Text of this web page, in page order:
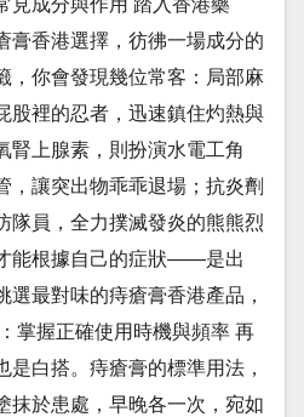
見成分與作用 踏入香港藥
膏香港選擇，彷彿一場成分的
，你會發現幾位常客：局部麻
股裡的忍者，迅速鎮住灼熱與
腎上腺素，則扮演水電工角
，讓突出物乖乖退場；抗炎劑
隊員，全力撲滅發炎的熊熊烈
能根據自己的症狀——是出
最對味的痔瘡膏香港產品，
掌握正確使用時機與頻率 再
是白搭。痔瘡膏的標準用法，
抹於患處，早晚各一次，宛如